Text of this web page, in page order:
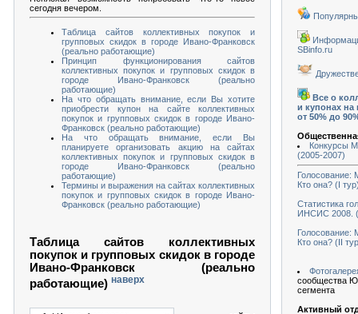
сегодня вечером.
Таблица сайтов коллективных покупок и
групповых скидок в городе Ивано-Франковск
(реально работающие)
Принцип функционирования сайтов
коллективных покупок и групповых скидок в
городе Ивано-Франковск (реально
работающие)
На что обращать внимание, если Вы хотите
приобрести купон на сайте коллективных
покупок и групповых скидок в городе Ивано-
Франковск (реально работающие)
На что обращать внимание, если Вы
планируете организовать акцию на сайтах
коллективных покупок и групповых скидок в
городе Ивано-Франковск (реально
работающие)
Термины и выражения на сайтах коллективных
покупок и групповых скидок в городе Ивано-
Франковск (реально работающие)
Таблица сайтов коллективных
покупок и групповых скидок в городе
Ивано-Франковск (реально
работающие) наверх
SBinfo.ru
Все о
и купонах на
от 50% до
Конкурсы
(2005-2007)
Кто она? (I
Статистика
ИНСИС 2008.
Кто она? (II
сообщества
сегмента
Активный